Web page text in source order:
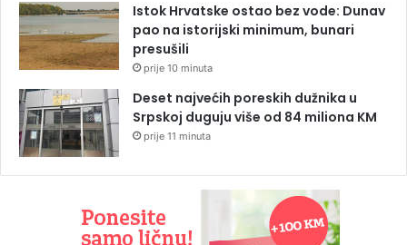
Istok Hrvatske ostao bez vode: Dunav
pao na istorijski minimum, bunari
presušili
prije 10 minuta
Deset najvećih poreskih dužnika u
Srpskoj duguju više od 84 miliona KM
prije 11 minuta